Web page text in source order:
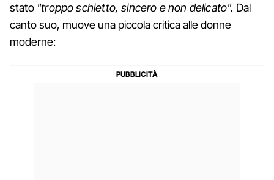
stato "troppo schietto, sincero e non delicato". Dal
canto suo, muove una piccola critica alle donne
moderne: